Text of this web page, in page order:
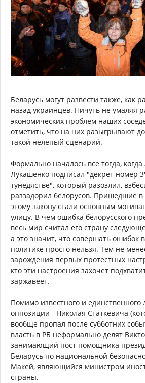
Беларусь могут развести также, как
назад украинцев. Ничуть не умаляя
экономических проблем наших
отметить, что на них разыгрывают
такой нелепый сценарий.
Формально началось все тогда, когда
Лукашенко подписал "декрет номер
тунедястве", который разозлил,
раззадорил белорусов. Пришедшие в
этому закону стали основным
улицу. В чем ошибка белорусского
весь мир считал его страну
а это значит, что совершать ошибок
политике просто нельзя. Тем не
зарождения первых протестных
кто эти настроения захочет
заржавеет.
Помимо известного и единственного
оппозиции - Николая Статкевича
вообще пропал после субботних
власть в РБ неформально делят
занимающий пост помощника
Беларусь по национальной
Макей, являющийся министром
страны.